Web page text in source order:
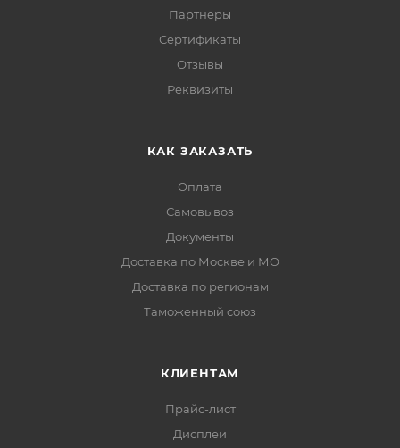
Партнеры
Сертификаты
Отзывы
Реквизиты
КАК ЗАКАЗАТЬ
Оплата
Самовывоз
Документы
Доставка по Москве и МО
Доставка по регионам
Таможенный союз
КЛИЕНТАМ
Прайс-лист
Дисплеи